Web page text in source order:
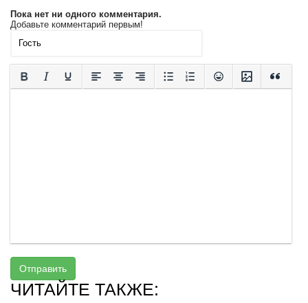
Пока нет ни одного комментария.
Добавьте комментарий первым!
Отправить
ЧИТАЙТЕ ТАКЖЕ: